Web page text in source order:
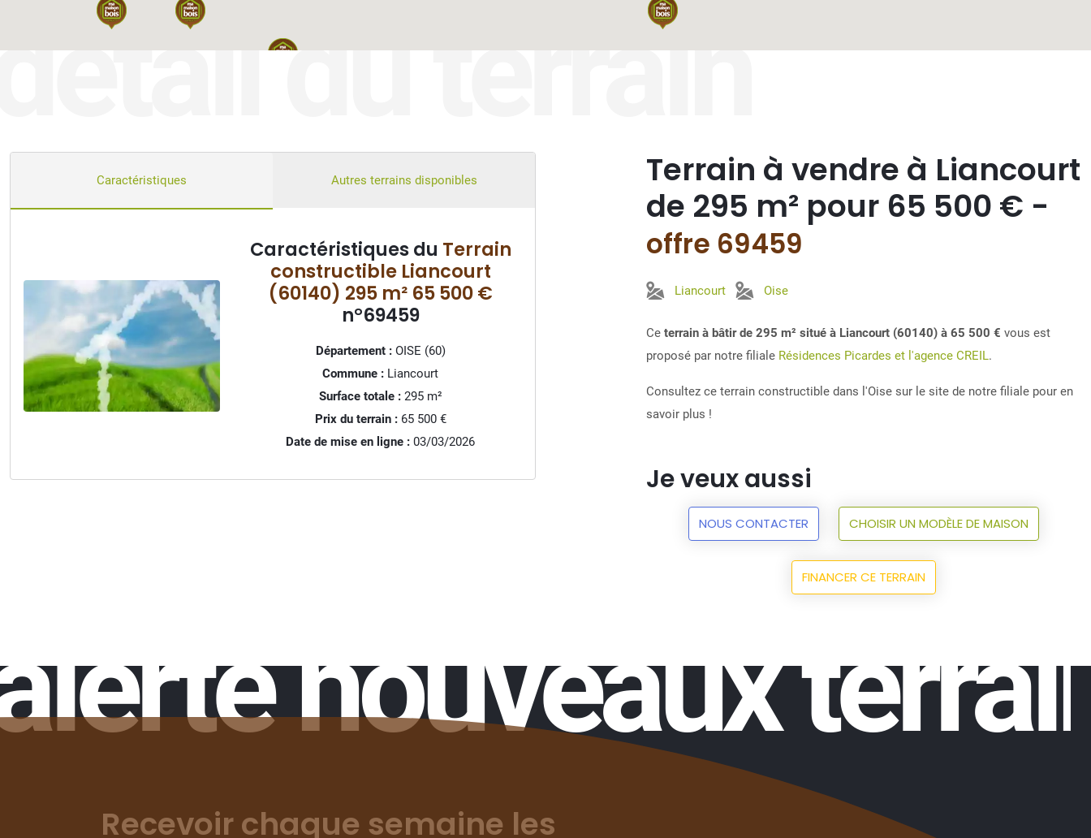
du terrain
Terrain à vendre à Liancourt
de 295 m² pour 65 500 € -
offre 69459
Liancourt Oise
Ce terrain à bâtir de 295 m² situé à Liancourt (60140) à 65 500 € vous est
proposé par notre filiale Résidences Picardes et l'agence CREIL.
Consultez ce terrain constructible dans l'Oise sur le site de notre filiale pour en
savoir plus !
Je veux aussi
NOUS CONTACTER CHOISIR UN MODÈLE DE MAISON
FINANCER CE TERRAIN
Caractéristiques Autres terrains disponibles
Caractéristiques du Terrain
constructible Liancourt
(60140) 295 m² 65 500 €
n°69459
Département :OISE (60)
Commune : Liancourt
Surface totale : 295 m²
Prix du terrain :65 500 €
Date de mise en ligne : 03/03/2026
nouveaux
Recevoir chaque semaine les